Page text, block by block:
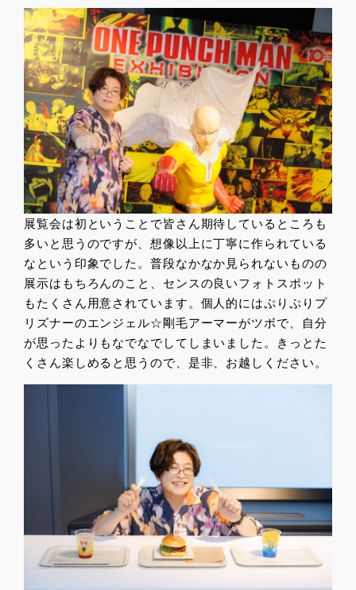
展覧会は初ということで皆さん期待しているところも
多いと思うのですが、想像以上に丁寧に作られている
なという印象でした。普段なかなか見られないものの
展示はもちろんのこと、センスの良いフォトスポット
もたくさん用意されています。個人的にはぷりぷりプ
リズナーのエンジェル☆剛毛アーマーがツボで、自分
が思ったよりもなでなでしてしまいました。きっとた
くさん楽しめると思うので、是非、お越しください。